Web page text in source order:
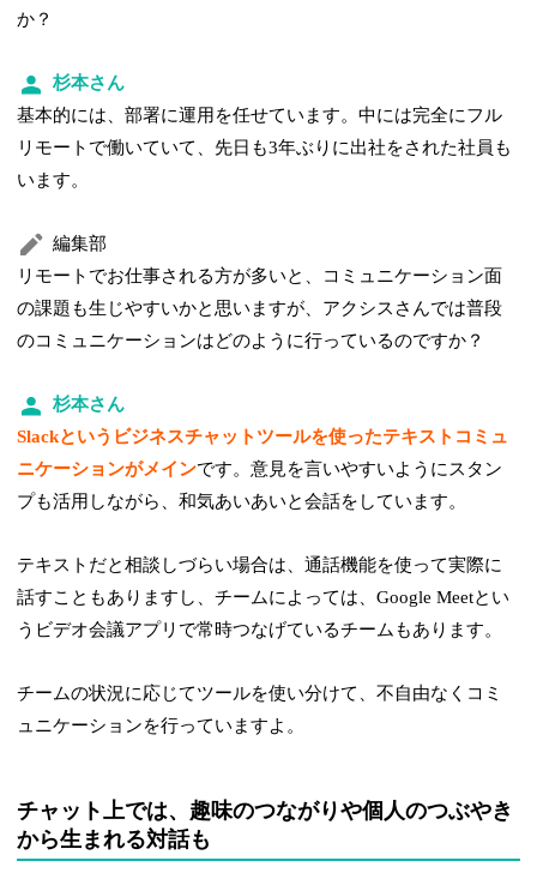
か？
杉本さん
基本的には、部署に運用を任せています。中には完全にフル
リモートで働いていて、先日も3年ぶりに出社をされた社員も
います。
編集部
リモートでお仕事される方が多いと、コミュニケーション面
の課題も生じやすいかと思いますが、アクシスさんでは普段
のコミュニケーションはどのように行っているのですか？
杉本さん
Slackというビジネスチャットツールを使ったテキストコミュ
ニケーションがメインです。意見を言いやすいようにスタン
プも活用しながら、和気あいあいと会話をしています。
テキストだと相談しづらい場合は、通話機能を使って実際に
話すこともありますし、チームによっては、Google Meetとい
うビデオ会議アプリで常時つなげているチームもあります。
チームの状況に応じてツールを使い分けて、不自由なくコミ
ュニケーションを行っていますよ。
チャット上では、趣味のつながりや個人のつぶやき
から生まれる対話も